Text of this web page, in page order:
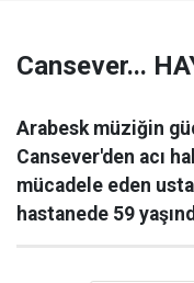
Cansever...
Arabesk müziğin
Cansever'den acı
mücadele eden
hastanede 59